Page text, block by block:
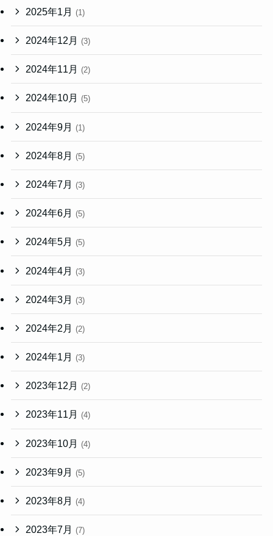
2025年1月 (1)
2024年12月 (3)
2024年11月 (2)
2024年10月 (5)
2024年9月 (1)
2024年8月 (5)
2024年7月 (3)
2024年6月 (5)
2024年5月 (5)
2024年4月 (3)
2024年3月 (3)
2024年2月 (2)
2024年1月 (3)
2023年12月 (2)
2023年11月 (4)
2023年10月 (4)
2023年9月 (5)
2023年8月 (4)
2023年7月 (7)